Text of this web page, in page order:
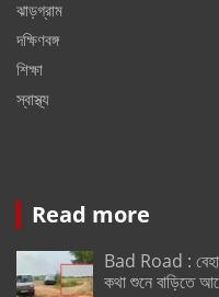
ঝাড়গ্রাম
দক্ষিণবঙ্গ
শিক্ষা
স্বাস্থ্য
Read more
Bad Road : বেহাল
কথা শুনে বাড়িতে